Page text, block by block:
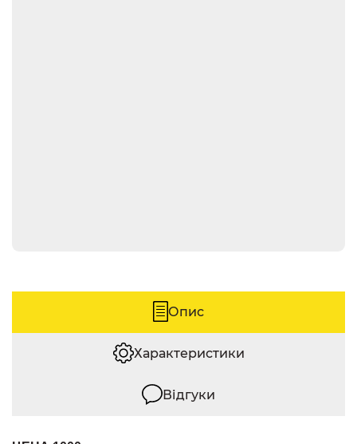
Опис
Характеристики
Відгуки